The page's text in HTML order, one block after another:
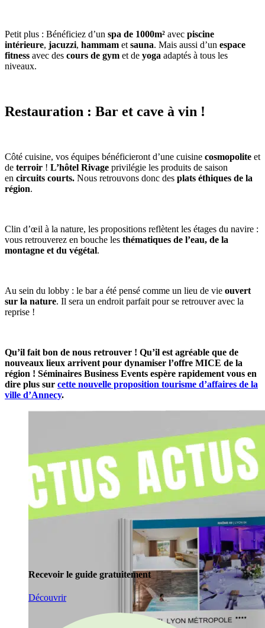
Petit plus : Bénéficiez d’un spa de 1000m² avec piscine
intérieure, jacuzzi, hammam et sauna. Mais aussi d’un espace
fitness avec des cours de gym et de yoga adaptés à tous les
niveaux.
Restauration : Bar et cave à vin !
Côté cuisine, vos équipes bénéficieront d’une cuisine cosmopolite et
de terroir ! L’hôtel Rivage privilégie les produits de saison
en circuits courts. Nous retrouvons donc des plats éthiques de la
région.
Clin d’œil à la nature, les propositions reflètent les étages du navire :
vous retrouverez en bouche les thématiques de l’eau, de la
montagne et du végétal.
Au sein du lobby : le bar a été pensé comme un lieu de vie ouvert
sur la nature. Il sera un endroit parfait pour se retrouver avec la
reprise !
Qu’il fait bon de nous retrouver ! Qu’il est agréable que de
nouveaux lieux arrivent pour dynamiser l’offre MICE de la
région ! Séminaires Business Events espère rapidement vous en
dire plus sur cette nouvelle proposition tourisme d’affaires de la
ville d’Annecy.
Recevoir le guide gratuitement
Découvrir